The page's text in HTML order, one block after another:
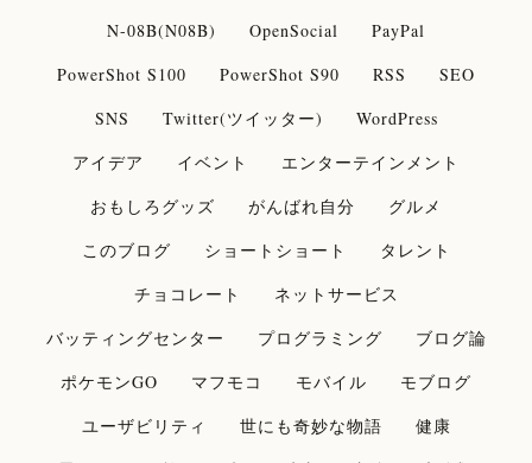
N-08B(N08B)
OpenSocial
PayPal
PowerShot S100
PowerShot S90 RSS
SEO
SNS
Twitter(ツイッター)
WordPress
アイデア
イベント
エンターテインメント
おもしろグッズ
がんばれ自分
グルメ
このブログ
ショートショート
タレント
チョコレート
ネットサービス
バッティングセンター
プログラミング
ブログ論
ポケモンGO
マフモコ モバイル
モブログ
ユーザビリティ
世にも奇妙な物語
健康